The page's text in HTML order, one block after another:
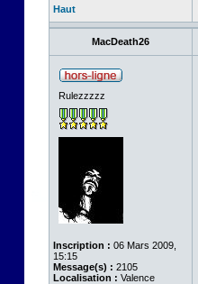
Haut
MacDeath26
Rulezzzzz
Inscription : 06 Mars 2009,
15:15
Message(s) : 2105
Localisation : Valence